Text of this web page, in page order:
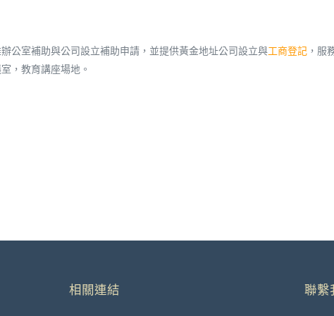
公室補助與公司設立補助申請，並提供黃金地址公司設立與工商登記 ，服
，教育講座場地。
相關連結 聯繫